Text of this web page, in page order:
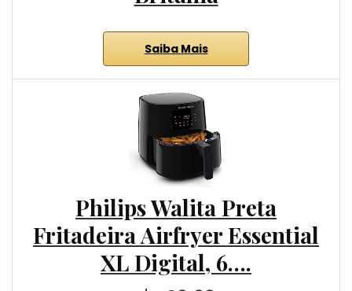
Saiba Mais
Philips Walita Preta
Fritadeira Airfryer Essential
XL Digital, 6….